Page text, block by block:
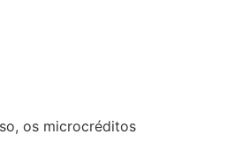
os microcréditos